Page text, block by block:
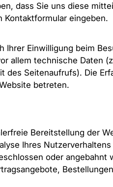
dass Sie uns diese
Kontaktformular eingeben.
Ihrer Einwilligung beim
allem technische Daten
des Seitenaufrufs). Die
betreten.
Bereitstellung der
Ihres
oder angebahnt